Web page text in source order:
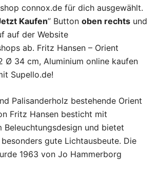
connox.de für dich ausgewählt.
Kaufen” Button oben rechts und
auf der Website
ab. Fritz Hansen – Orient
Ø 34 cm, Aluminium online kaufen
Supello.de!
Palisanderholz bestehende Orient
Fritz Hansen besticht mit
Beleuchtungsdesign und bietet
gute Lichtausbeute. Die
1963 von Jo Hammerborg